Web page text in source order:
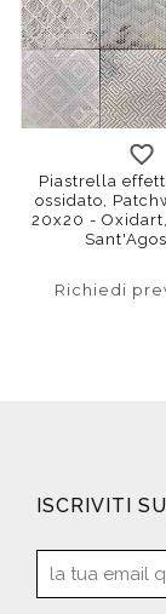
Piastrella
ossidato,
20x20 -
Richiedi
ISCRIVITI